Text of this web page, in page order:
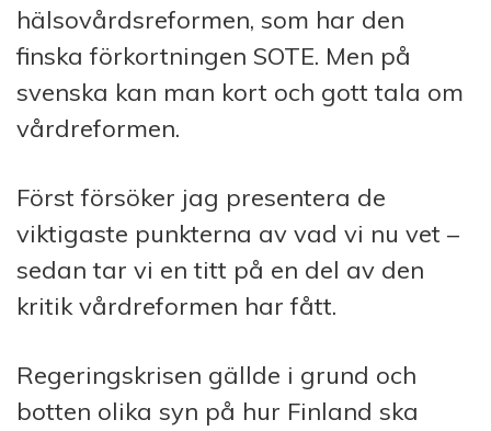
hälsovårdsreformen, som har den
finska förkortningen SOTE. Men på
svenska kan man kort och gott tala om
vårdreformen.
Först försöker jag presentera de
viktigaste punkterna av vad vi nu vet –
sedan tar vi en titt på en del av den
kritik vårdreformen har fått.
Regeringskrisen gällde i grund och
botten olika syn på hur Finland ska